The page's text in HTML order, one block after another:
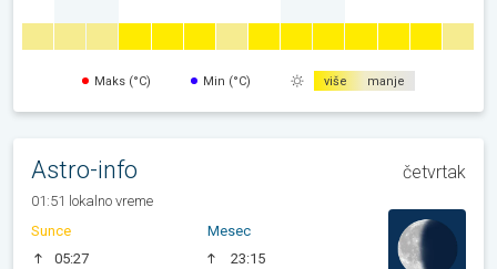
Maks (°C) Min (°C) više manje
Astro-info četvrtak
01:51 lokalno vreme
Sunce
05:27
Mesec
23:15